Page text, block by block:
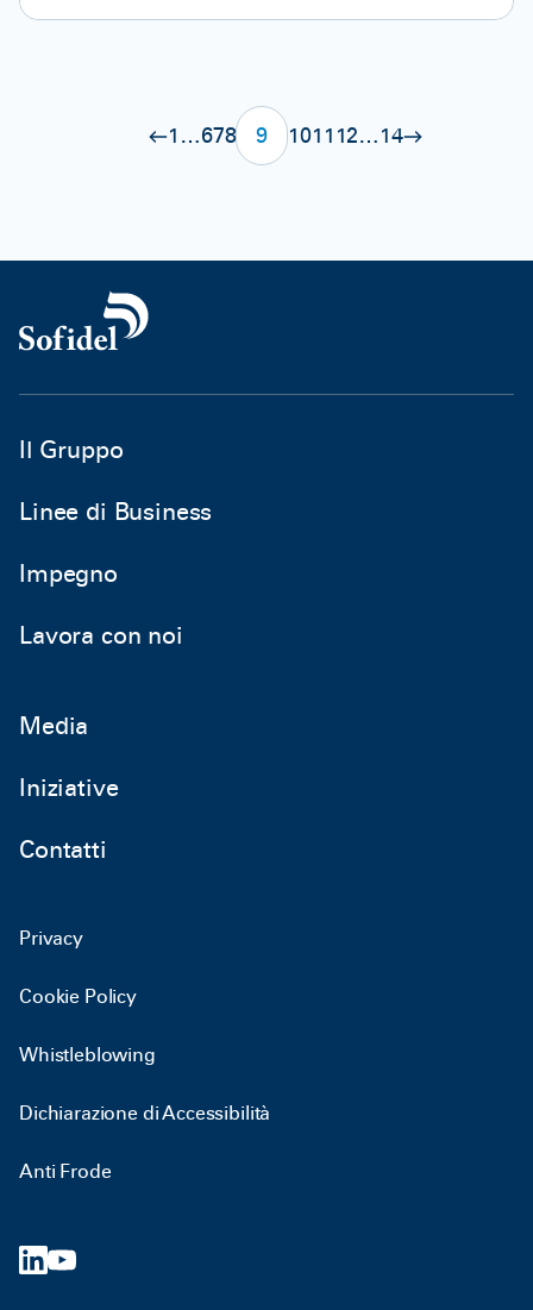
1 …678 9 1011 12…14
Il Gruppo
Linee di Business
Impegno
Lavora con noi
Media
Iniziative
Contatti
Privacy
Cookie Policy
Whistleblowing
Dichiarazione di Accessibilità
Anti Frode